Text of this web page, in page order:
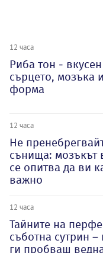
12 часа
Риба тон -
сърцето, мозъка
форма
12 часа
Не
сънища: мозъкът
се опитва да ви
важно
12 часа
Тайните на
съботна сутрин
ги пробваш